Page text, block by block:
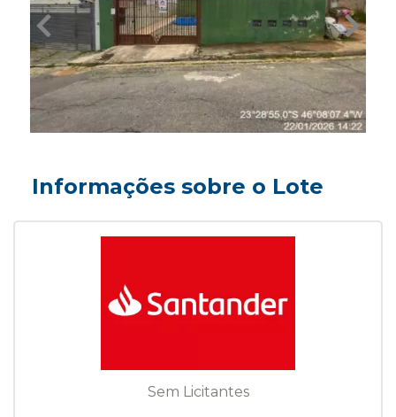
Informações sobre o Lote
Sem Licitantes